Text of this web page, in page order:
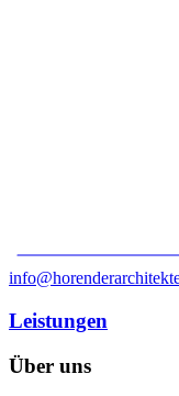
Leistungen
Über uns